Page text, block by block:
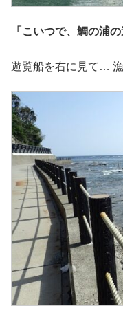
「こいつで、鯛の浦
遊覧船を右に見て…